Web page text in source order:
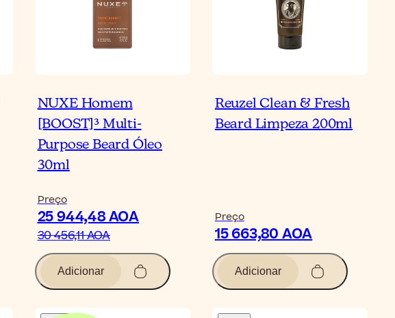
NUXE Homem
[BOOST]³ Multi-
Purpose Beard Óleo
30ml
Preço
25 944,48 AOA
30 456,11 AOA
Adicionar
Reuzel Clean & Fresh
Beard Limpeza 200ml
Preço
15 663,80 AOA
Adicionar